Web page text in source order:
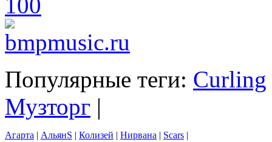
Популярные теги: Curling
Музторг |
Агарта | АльянS | Колизей | Нирвана | Scars |